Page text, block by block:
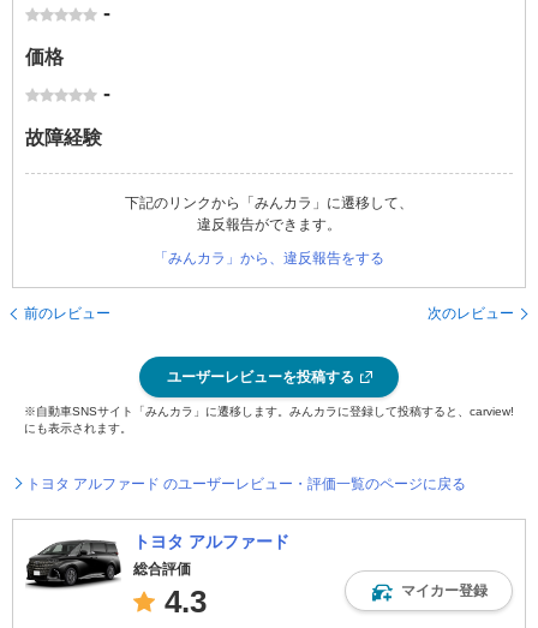
-
価格
-
故障経験
下記のリンクから「みんカラ」に遷移して、
違反報告ができます。
「みんカラ」から、違反報告をする
前のレビュー 次のレビュー
ユーザーレビューを投稿する
※自動車SNSサイト「みんカラ」に遷移します。みんカラに登録して投稿すると、carview!
にも表示されます。
トヨタ アルファード のユーザーレビュー・評価一覧のページに戻る
トヨタ アルファード
総合評価
4.3 マイカー登録